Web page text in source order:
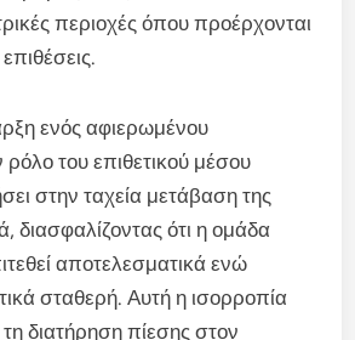
περιοχές όπου προέρχονται
ενός αφιερωμένου
του επιθετικού μέσου
στην ταχεία μετάβαση της
ότι η ομάδα
αποτελεσματικά ενώ
σταθερή. Αυτή η ισορροπία
τη διατήρηση πίεσης στον